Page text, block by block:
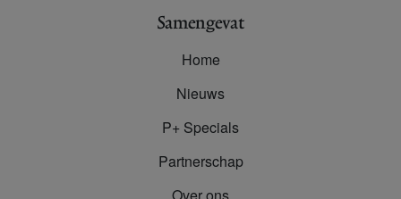
Samengevat
Home
Nieuws
P+ Specials
Partnerschap